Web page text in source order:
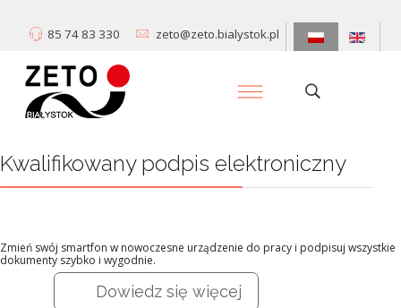
85 74 83 330 zeto@zeto.bialystok.pl
Kwalifikowany podpis elektroniczny
Zmień swój smartfon w nowoczesne urządzenie do pracy i podpisuj wszystkie
dokumenty szybko i wygodnie.
Dowiedz się więcej